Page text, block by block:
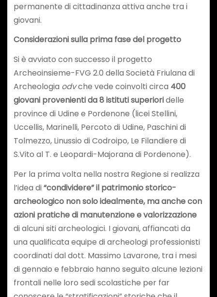
permanente di cittadinanza attiva anche tra i
giovani.
Considerazioni sulla prima fase del progetto
Si è avviato con successo il progetto
Archeoinsieme-FVG 2.0 della Società Friulana di
Archeologia odvche vede coinvolti circa 400
giovani provenienti da 8 istituti superioridelle
province di Udine e Pordenone (licei Stellini,
Uccellis, Marinelli, Percoto di Udine, Paschini di
Tolmezzo, Linussio di Codroipo, Le Filandiere di
S.Vito al T. e Leopardi-Majorana di Pordenone).
Per la prima volta nella nostra Regione si realizza
l’idea di“condividere” il patrimonio storico-
archeologico non solo idealmente, ma anche con
azioni pratiche di manutenzione e valorizzazione
di alcuni siti archeologici. I giovani, affiancati da
una qualificata equipe di archeologi professionisti
coordinati dal dott. Massimo Lavarone, tra i mesi
di gennaio e febbraio hanno seguito alcune lezioni
frontali nelle loro sedi scolastiche per far